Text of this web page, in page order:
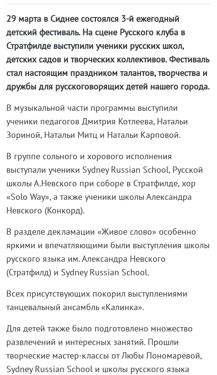
29 марта в Сиднее состоялся 3-й ежегодный
детский фестиваль. На сцене Русского клуба в
Стратфилде выступили ученики русских школ,
детских садов и творческих коллективов. Фестиваль
стал настоящим праздником талантов, творчества и
дружбы для русскоговорящих детей нашего города.
В музыкальной части программы выступили
ученики педагогов Дмитрия Котлеева, Натальи
Зориной, Натальи Митц и Натальи Карповой.
В группе сольного и хорового исполнения
выступали ученики Sydney Russian School, Русской
школы А.Невского при соборе в Стратфилде, хор
«Solo Way», а также ученики школы Александра
Невского (Конкорд).
В разделе декламации «Живое слово» особенно
яркими и впечатляющими были выступления школы
русского языка им. Александра Невского
(Стратфилд) и Sydney Russian School.
Всех присутствующих покорил выступлениями
танцевальный ансамбль «Калинка».
Для детей также было подготовлено множество
развлечений и интересных занятий. Прошли
творческие мастер-классы от Любы Пономарёвой,
Sydney Russian School и школы русского языка